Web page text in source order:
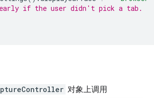
if the user didn't pick a tab.
对象上调用